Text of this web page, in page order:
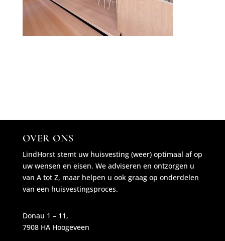
OVER ONS
LindHorst stemt uw huisvesting (weer) optimaal af op
uw wensen en eisen. We adviseren en ontzorgen u
van A tot Z, maar helpen u ook graag op onderdelen
van een huisvestingsproces.
Donau 1 – 11,
7908 HA Hoogeveen